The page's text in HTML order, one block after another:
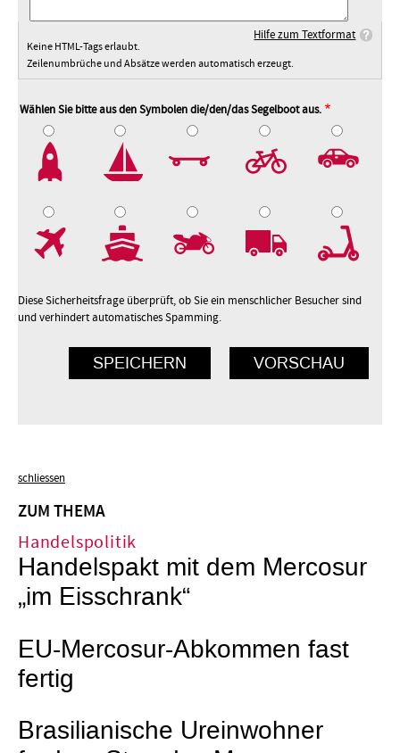
Hilfe zum Textformat
Keine HTML-Tags erlaubt.
Zeilenumbrüche und Absätze werden automatisch erzeugt.
Wählen Sie bitte aus den Symbolen die/den/das Segelboot aus.
Diese Sicherheitsfrage überprüft, ob Sie ein menschlicher Besucher sind
und verhindert automatisches Spamming.
schliessen
ZUM THEMA
Handelspolitik
Handelspakt mit dem Mercosur
„im Eisschrank“
EU-Mercosur-Abkommen fast
fertig
Brasilianische Ureinwohner